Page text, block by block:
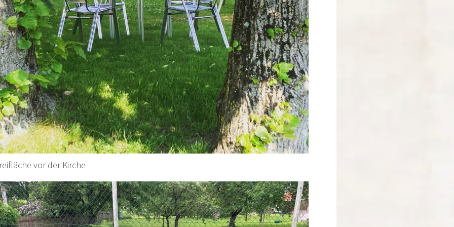
vor der Kirche